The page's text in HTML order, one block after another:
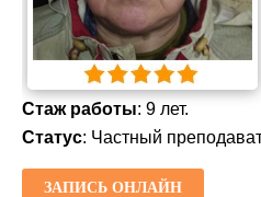
Стаж работы: 9 лет.
Статус: Частный
ЗАПИСЬ ОНЛАЙН